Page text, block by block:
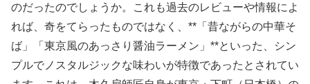
のだったのでしょうか。これも過去のレビューや情報によ
れば、奇をてらったものではなく、**「昔ながらの中華そ
ば」「東京風のあっさり醤油ラーメン」**といった、シン
プルでノスタルジックな味わいが特徴であったとされてい